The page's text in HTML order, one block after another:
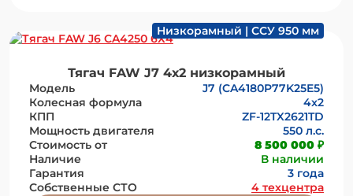
Низкорамный | ССУ 950 мм
Тягач FAW J7 4х2 низкорамный
Модель
J7 (CA4180P77K25E5)
Колесная формула
4x2
КПП
ZF-12TX2621TD
Мощность двигателя
550 л.с.
Стоимость от
8 500 000 ₽
Наличие
В наличии
Гарантия
3 года
Собственные СТО
4 техцентра